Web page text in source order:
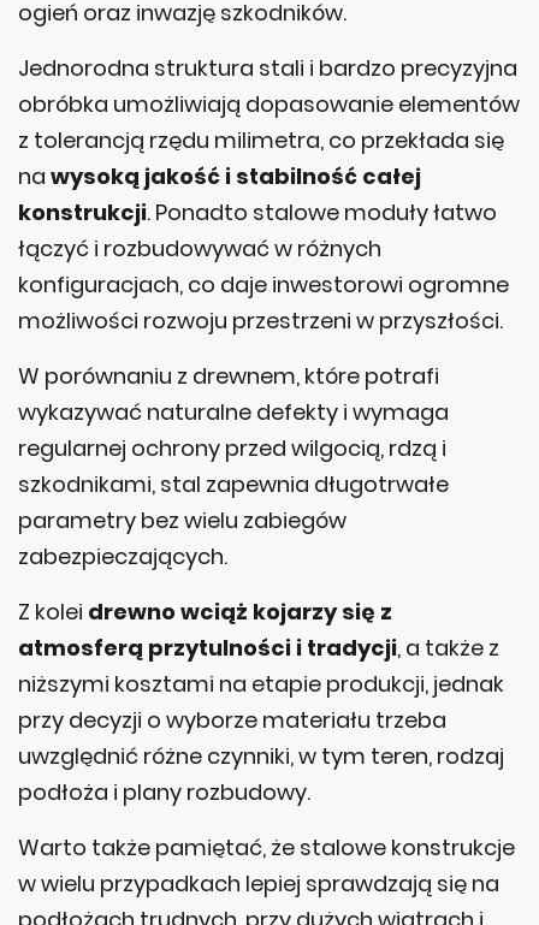
obróbka umożliwiają dopasowanie elementów
z tolerancją rzędu milimetra, co przekłada się
nawysoką jakość i stabilność całej
konstrukcji. Ponadto stalowe moduły łatwo
łączyć i rozbudowywać w różnych
konfiguracjach, co daje inwestorowi ogromne
możliwości rozwoju przestrzeni w przyszłości.
wykazywać naturalne defekty i wymaga
regularnej ochrony przed wilgocią, rdzą i
szkodnikami, stal zapewnia długotrwałe
parametry bez wielu zabiegów
zabezpieczających.
atmosferą przytulności i tradycji
niższymi kosztami na etapie produkcji, jednak
przy decyzji o wyborze materiału trzeba
uwzględnić różne czynniki, w tym teren, rodzaj
podłoża i plany rozbudowy.
w wielu przypadkach lepiej sprawdzają się na
podłożach trudnych, przy dużych wiatrach i